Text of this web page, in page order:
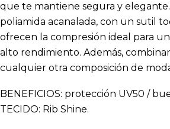
que te mantiene segura y
poliamida acanalada, con un sutil
ofrecen la compresión ideal para
alto rendimiento. Además,
cualquier otra composición de
BENEFICIOS: protección UV50 /
TECIDO: Rib Shine.